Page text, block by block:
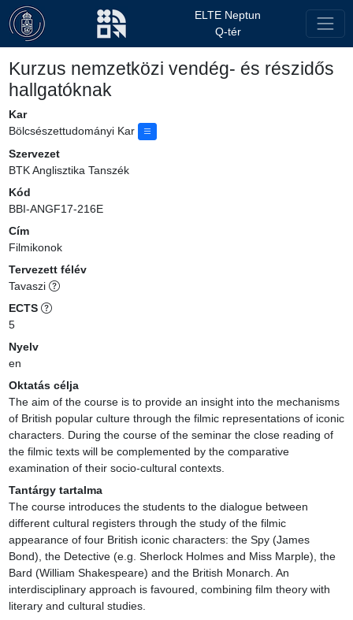
ELTE Neptun
Q-tér
Kurzus nemzetközi vendég- és részidős
hallgatóknak
Kar
Bölcsészettudományi Kar
Szervezet
BTK Anglisztika Tanszék
Kód
BBI-ANGF17-216E
Cím
Filmikonok
Tervezett félév
Tavaszi
ECTS
5
Nyelv
en
Oktatás célja
The aim of the course is to provide an insight into the mechanisms
of British popular culture through the filmic representations of iconic
characters. During the course of the seminar the close reading of
the filmic texts will be complemented by the comparative
examination of their socio-cultural contexts.
Tantárgy tartalma
The course introduces the students to the dialogue between
different cultural registers through the study of the filmic
appearance of four British iconic characters: the Spy (James
Bond), the Detective (e.g. Sherlock Holmes and Miss Marple), the
Bard (William Shakespeare) and the British Monarch. An
interdisciplinary approach is favoured, combining film theory with
literary and cultural studies.